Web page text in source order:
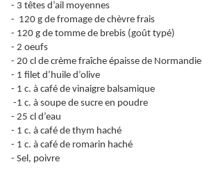
- 3 têtes d’ail moyennes
- 120 g de fromage de chèvre frais
- 120 g de tomme de brebis (goût typé)
- 2 oeufs
- 20 cl de crème fraîche épaisse de Normandie
- 1 filet d’huile d’olive
- 1 c. à café de vinaigre balsamique
-1 c. à soupe de sucre en poudre
- 25 cl d’eau
- 1 c. à café de thym haché
- 1 c. à café de romarin haché
- Sel, poivre